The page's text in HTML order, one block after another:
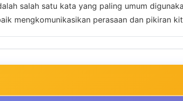
salah satu kata yang paling umum
mengkomunikasikan perasaan dan pikiran